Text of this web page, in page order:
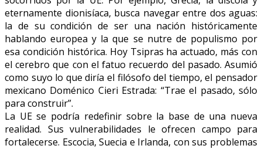
eternamente dionisíaca, busca navegar entre dos aguas:
la de su condición de ser una nación históricamente
hablando europea y la que se nutre de populismo por
esa condición histórica. Hoy Tsipras ha actuado, más con
el cerebro que con el fatuo recuerdo del pasado. Asumió
como suyo lo que diría el filósofo del tiempo, el pensador
mexicano Doménico Cieri Estrada: “Trae el pasado, sólo
para construir”.
La UE se podría redefinir sobre la base de una nueva
realidad. Sus vulnerabilidades le ofrecen campo para
fortalecerse. Escocia, Suecia e Irlanda, con sus problemas